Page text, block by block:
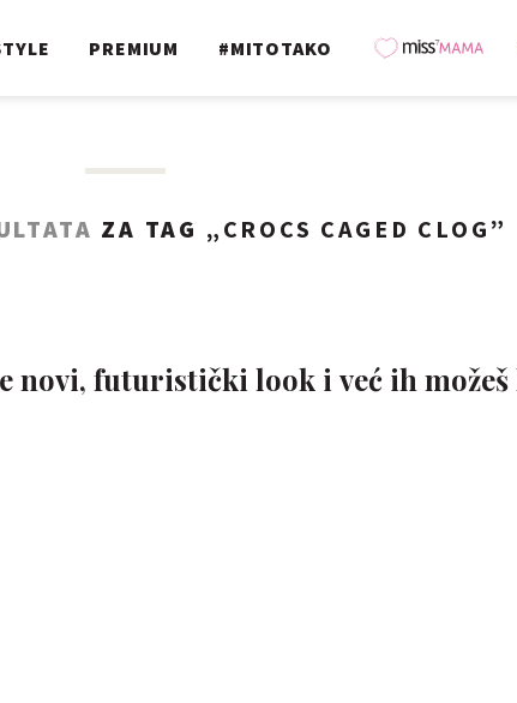
PREMIUM #MITOTAKO
ZA TAG „ CROCS CAGED CLOG ”
novi, futuristički look i već ih